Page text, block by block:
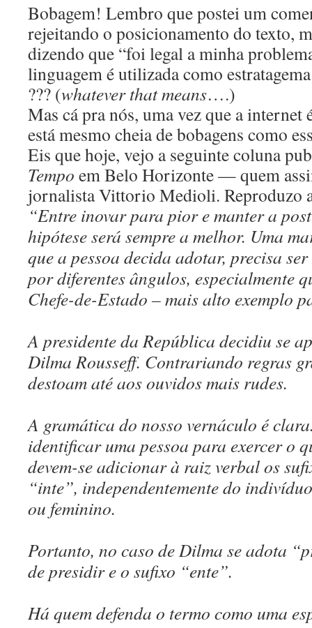
Bobagem! Lembro que postei um
rejeitando o posicionamento do texto,
dizendo que “foi legal a minha
linguagem é utilizada como
??? (whatever that means….)
Mas cá pra nós, uma vez que a internet
está mesmo cheia de bobagens como
Eis que hoje, vejo a seguinte coluna
Tempo em Belo Horizonte — quem
jornalista Vittorio Medioli. Reproduzo
“Entre inovar para pior e manter a
hipótese será sempre a melhor. Uma
que a pessoa decida adotar, precisa
por diferentes ângulos, especialmente
Chefe-de-Estado – mais alto exemplo
A presidente da República decidiu se
Dilma Rousseff. Contrariando regras
destoam até aos ouvidos mais rudes.
A gramática do nosso vernáculo é
identificar uma pessoa para exercer o
devem-se adicionar à raiz verbal os
“inte”, independentemente do
ou feminino.
Portanto, no caso de Dilma se adota
de presidir e o sufixo “ente”.
Há quem defenda o termo como uma